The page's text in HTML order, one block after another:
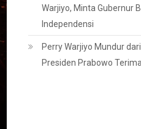
Warjiyo, Minta Gubernur
Independensi
Perry Warjiyo Mundur
Presiden Prabowo